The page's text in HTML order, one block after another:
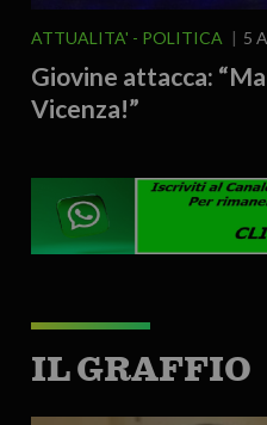
ATTUALITA' POLITICA 5
Giovine attacca:
Vicenza!”
IL GRAFFIO